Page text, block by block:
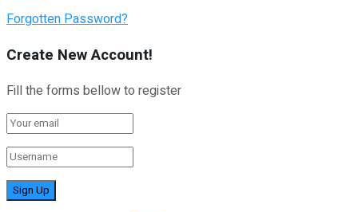
Forgotten Password?
Create New Account!
Fill the forms bellow to register